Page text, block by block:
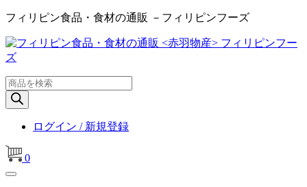
フィリピン食品・食材の通販 －フィリピンフーズ
商
品
検
ログイン / 新規登録
0